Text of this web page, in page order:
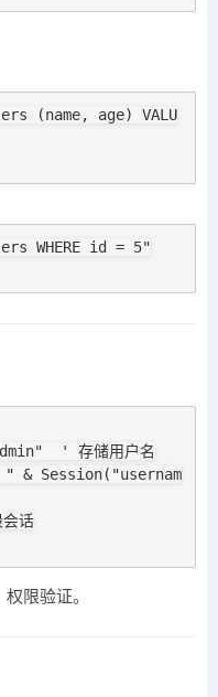
(name, age) VALU
WHERE id = 5"
' 存储用户名
" & Session("usernam
话
限验证。